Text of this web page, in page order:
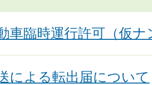
車臨時運行許可（仮ナ
による転出届について